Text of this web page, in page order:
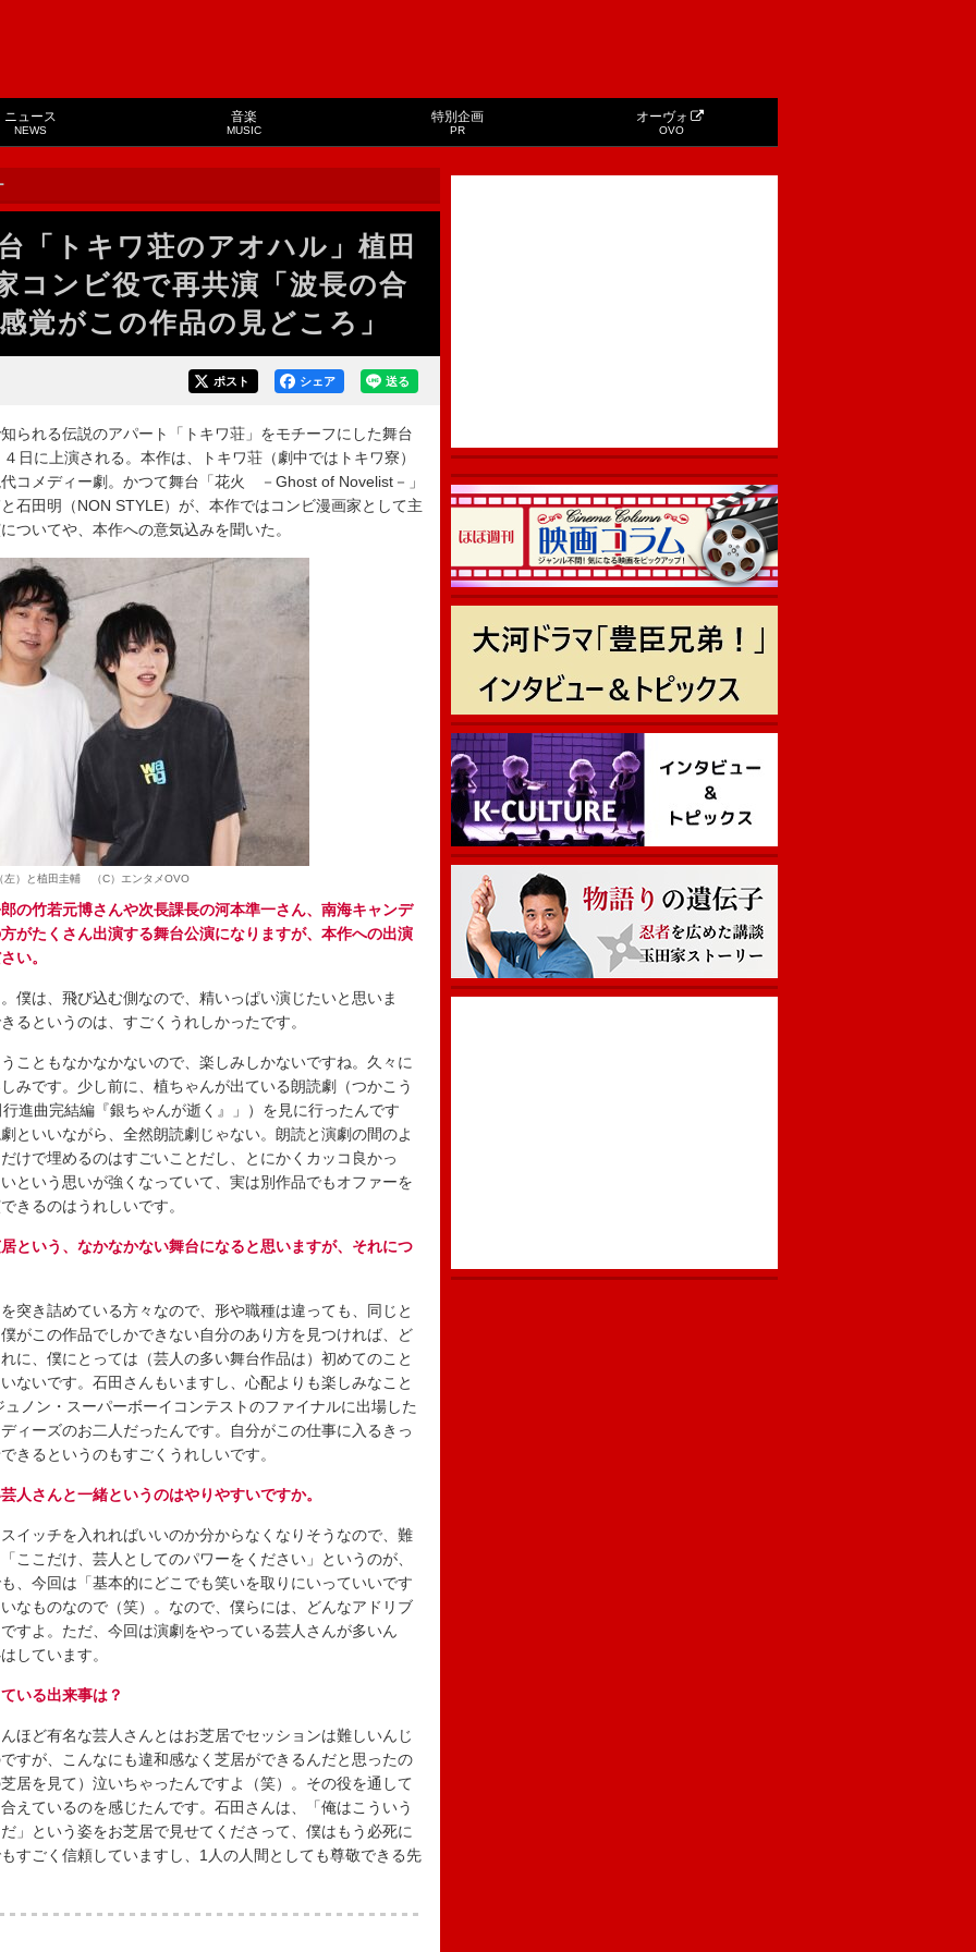
ニュース
NEWS
音楽
MUSIC
特別企画
PR
オーヴォ
OVO
「トキワ荘のアオハル」植田
ンビ役で再共演「波長の合
覚がこの作品の見どころ」
送る
シェア
ポスト
れる伝説のアパート「トキワ荘」をモチーフにした舞台
日に上演される。本作は、トキワ荘（劇中ではトキワ寮）
コメディー劇。かつて舞台「花火 －Ghost of Novelist－」
石田明（NON STYLE）が、本作ではコンビ漫画家として主
ついてや、本作への意気込みを聞いた。
左）と植田圭輔 （C）エンタメOVO
の竹若元博さんや次長課長の河本準一さん、南海キャンデ
がたくさん出演する舞台公演になりますが、本作への出演
い。
は、飛び込む側なので、精いっぱい演じたいと思いま
るというのは、すごくうれしかったです。
ともなかなかないので、楽しみしかないですね。久々に
みです。少し前に、植ちゃんが出ている朗読劇（つかこう
進曲完結編『銀ちゃんが逝く』」）を見に行ったんです
といいながら、全然朗読劇じゃない。朗読と演劇の間のよ
けで埋めるのはすごいことだし、とにかくカッコ良かっ
という思いが強くなっていて、実は別作品でもオファーを
きるのはうれしいです。
という、なかなかない舞台になると思いますが、それにつ
き詰めている方々なので、形や職種は違っても、同じと
がこの作品でしかできない自分のあり方を見つければ、ど
に、僕にとっては（芸人の多い舞台作品は）初めてのこと
ないです。石田さんもいますし、心配よりも楽しみなこと
ノン・スーパーボーイコンテストのファイナルに出場した
ィーズのお二人だったんです。自分がこの仕事に入るきっ
きるというのもすごくうれしいです。
人さんと一緒というのはやりやすいですか。
ッチを入れればいいのか分からなくなりそうなので、難
ここだけ、芸人としてのパワーをください」というのが、
、今回は「基本的にどこでも笑いを取りにいっていいです
なものなので（笑）。なので、僕らには、どんなアドリブ
すよ。ただ、今回は演劇をやっている芸人さんが多いん
しています。
いる出来事は？
ど有名な芸人さんとはお芝居でセッションは難しいんじ
すが、こんなにも違和感なく芝居ができるんだと思ったの
居を見て）泣いちゃったんですよ（笑）。その役を通して
えているのを感じたんです。石田さんは、「俺はこういう
」という姿をお芝居で見せてくださって、僕はもう必死に
すごく信頼していますし、1人の人間としても尊敬できる先